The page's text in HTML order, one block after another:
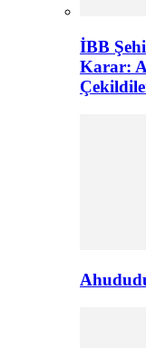
İBB
Karar: